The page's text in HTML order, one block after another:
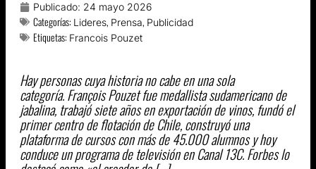
Publicado: 24 mayo 2026
Categorías: Lideres, Prensa, Publicidad
Etiquetas: Francois Pouzet
Hay personas cuya historia no cabe en una sola
categoría. François Pouzet fue medallista sudamericano de
jabalina, trabajó siete años en exportación de vinos, fundó el
primer centro de flotación de Chile, construyó una
plataforma de cursos con más de 45.000 alumnos y hoy
conduce un programa de televisión en Canal 13C. Forbes lo